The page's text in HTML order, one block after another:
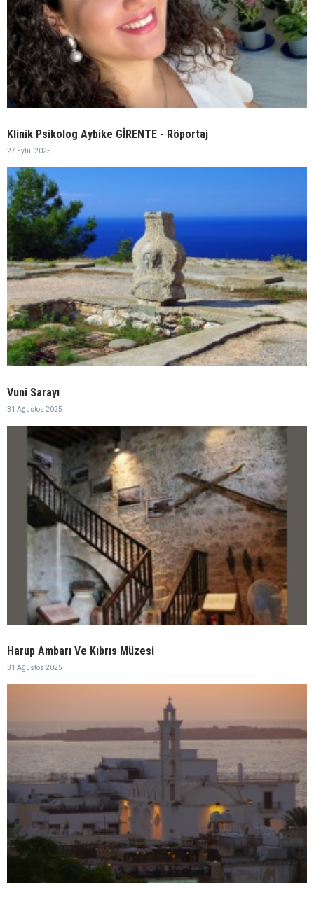
Klinik Psikolog Aybike GİRENTE - Röportaj
27 Eylül 2025
Vuni Sarayı
31 Ağustos 2025
Harup Ambarı Ve Kıbrıs Müzesi
31 Ağustos 2025